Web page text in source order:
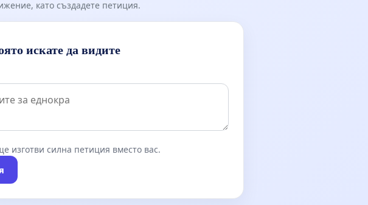
като създадете петиция.
искате да видите
силна петиция вместо вас.